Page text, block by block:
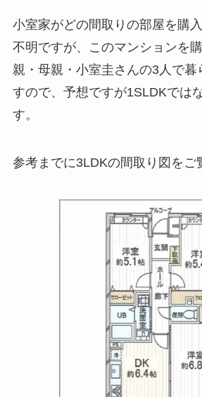
小室家がどの間取りの部屋を購
不明ですが、このマンションを
親・母親・小室圭さんの3人で暮
すので、予想ですが1SLDKでは
す。
参考までに3LDKの間取り図をご